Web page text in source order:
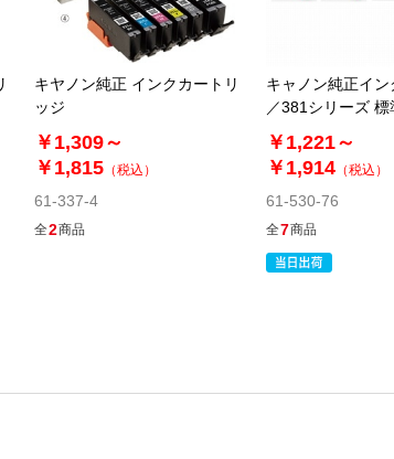
キヤノン純正 インクカートリ
ッジ
￥1,309～
￥1,815 （税込）
61-337-4
全2商品
キャノン純正イ
／381シリーズ 標
￥1,221～
￥1,914 （税込）
61-530-76
全7商品